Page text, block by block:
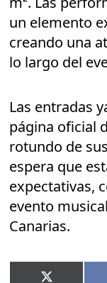
un elemento
creando una
lo largo del
Las entradas
página oficial
rotundo de
espera que
expectativas,
evento
Canarias.